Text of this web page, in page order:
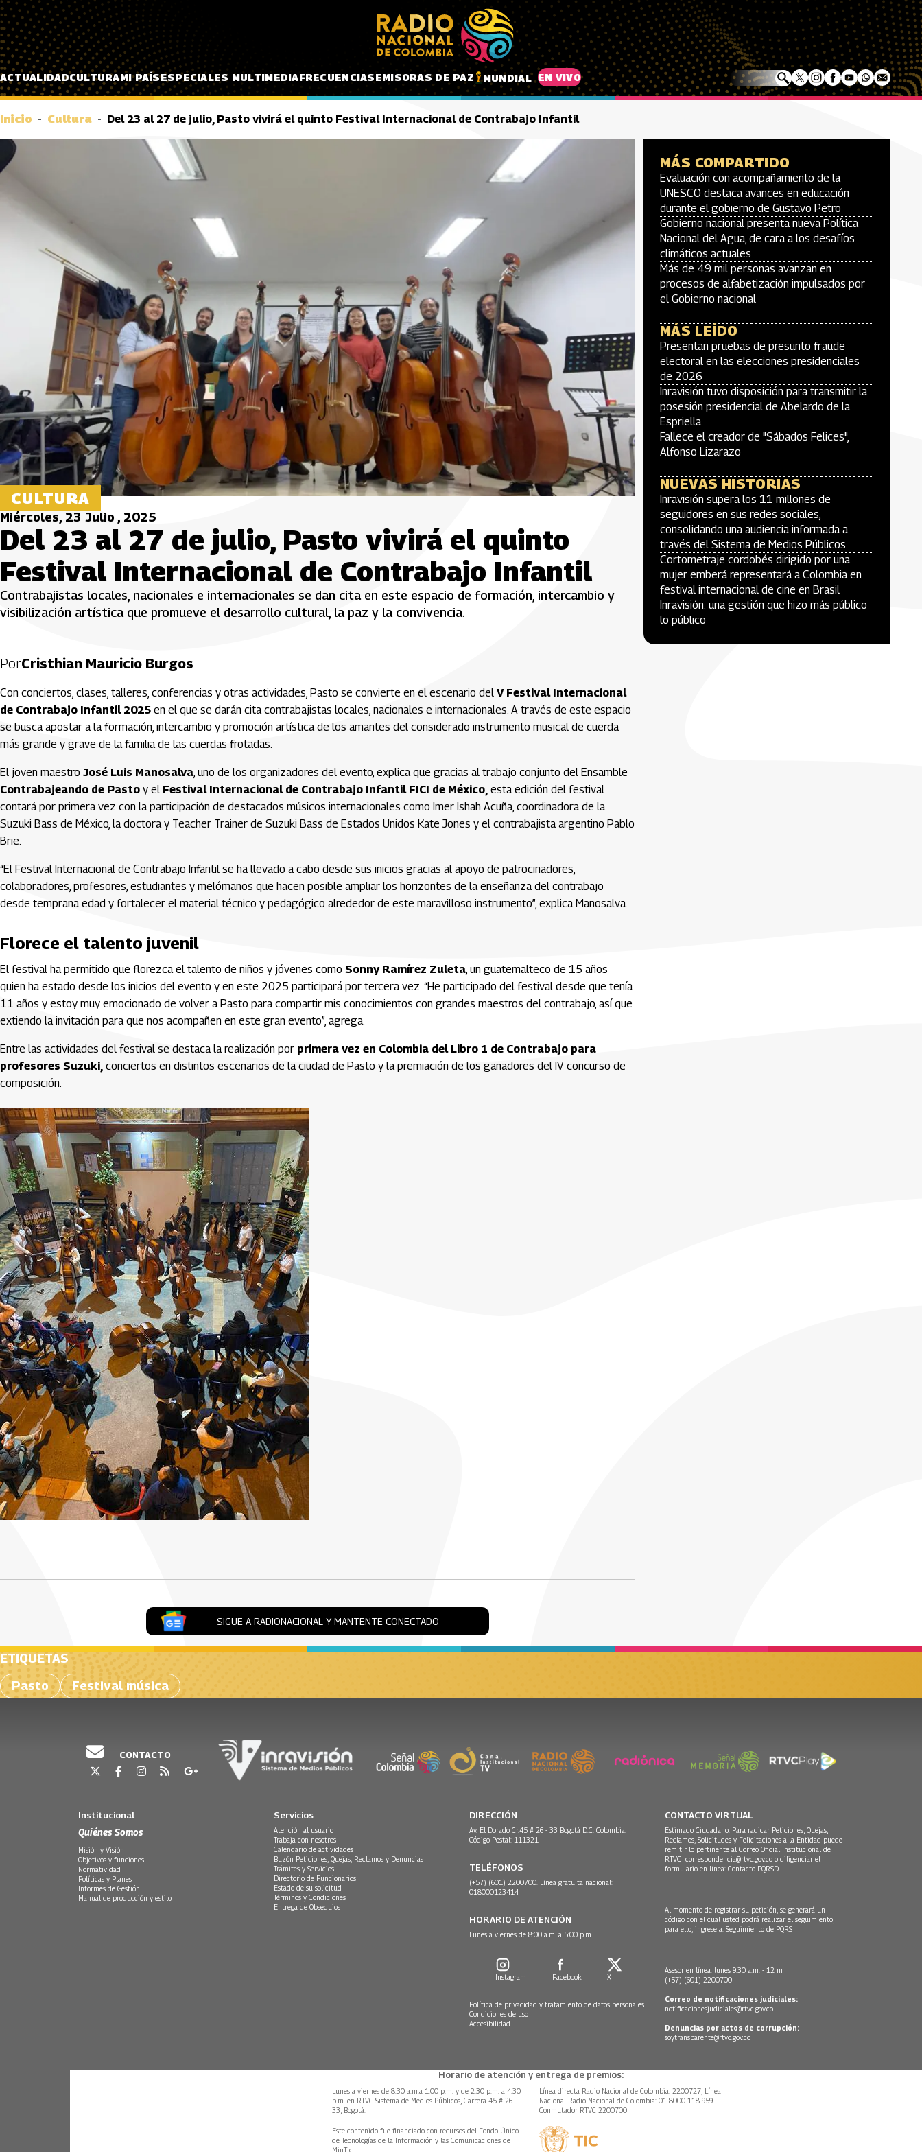
Pasar al contenido principal
ACTUALIDADCULTURAMI PAÍSESPECIALES MULTIMEDIAFRECUENCIASEMISORAS DE PAZ MUNDIAL EN VIVO
Inicio Cultura Del 23 al 27 de julio, Pasto vivirá el quinto Festival Internacional de Contrabajo Infantil
CULTURA
Miércoles, 23 Julio , 2025
Del 23 al 27 de julio, Pasto vivirá el quinto
Festival Internacional de Contrabajo Infantil
Contrabajistas locales, nacionales e internacionales se dan cita en este espacio de formación, intercambio y
visibilización artística que promueve el desarrollo cultural, la paz y la convivencia.
PorCristhian Mauricio Burgos
Con conciertos, clases, talleres, conferencias y otras actividades, Pasto se convierte en el escenario del V Festival Internacional
de Contrabajo Infantil 2025 en el que se darán cita contrabajistas locales, nacionales e internacionales. A través de este espacio
se busca apostar a la formación, intercambio y promoción artística de los amantes del considerado instrumento musical de cuerda
más grande y grave de la familia de las cuerdas frotadas.
El joven maestro José Luis Manosalva, uno de los organizadores del evento, explica que gracias al trabajo conjunto del Ensamble
Contrabajeando de Pasto y el Festival Internacional de Contrabajo Infantil FICI de México, esta edición del festival
contará por primera vez con la participación de destacados músicos internacionales como Imer Ishah Acuña, coordinadora de la
Suzuki Bass de México, la doctora y Teacher Trainer de Suzuki Bass de Estados Unidos Kate Jones y el contrabajista argentino Pablo
Brie.
“El Festival Internacional de Contrabajo Infantil se ha llevado a cabo desde sus inicios gracias al apoyo de patrocinadores,
colaboradores, profesores, estudiantes y melómanos que hacen posible ampliar los horizontes de la enseñanza del contrabajo
desde temprana edad y fortalecer el material técnico y pedagógico alrededor de este maravilloso instrumento”, explica Manosalva.
Florece el talento juvenil
El festival ha permitido que florezca el talento de niños y jóvenes como Sonny Ramírez Zuleta, un guatemalteco de 15 años
quien ha estado desde los inicios del evento y en este 2025 participará por tercera vez. “He participado del festival desde que tenía
11 años y estoy muy emocionado de volver a Pasto para compartir mis conocimientos con grandes maestros del contrabajo, así que
extiendo la invitación para que nos acompañen en este gran evento”, agrega.
Entre las actividades del festival se destaca la realización por primera vez en Colombia del Libro 1 de Contrabajo para
profesores Suzuki, conciertos en distintos escenarios de la ciudad de Pasto y la premiación de los ganadores del IV concurso de
composición.
SIGUE A RADIONACIONAL Y MANTENTE CONECTADO
MÁS COMPARTIDO
Evaluación con acompañamiento de la
UNESCO destaca avances en educación
durante el gobierno de Gustavo Petro
Gobierno nacional presenta nueva Política
Nacional del Agua, de cara a los desafíos
climáticos actuales
Más de 49 mil personas avanzan en
procesos de alfabetización impulsados por
el Gobierno nacional
MÁS LEÍDO
Presentan pruebas de presunto fraude
electoral en las elecciones presidenciales
de 2026
Inravisión tuvo disposición para transmitir la
posesión presidencial de Abelardo de la
Espriella
Fallece el creador de "Sábados Felices",
Alfonso Lizarazo
NUEVAS HISTORIAS
Inravisión supera los 11 millones de
seguidores en sus redes sociales,
consolidando una audiencia informada a
través del Sistema de Medios Públicos
Cortometraje cordobés dirigido por una
mujer emberá representará a Colombia en
festival internacional de cine en Brasil
Inravisión: una gestión que hizo más público
lo público
ETIQUETAS
Pasto
Festival música
CONTACTO
Institucional
Quiénes Somos
Misión y Visión
Objetivos y funciones
Normatividad
Políticas y Planes
Informes de Gestión
Manual de producción y estilo
Servicios
Atención al usuario
Trabaja con nosotros
Calendario de actividades
Buzón Peticiones, Quejas, Reclamos y Denuncias
Trámites y Servicios
Directorio de Funcionarios
Estado de su solicitud
Términos y Condiciones
Entrega de Obsequios
DIRECCIÓN
Av. El Dorado Cr.45 # 26 - 33 Bogotá D.C. Colombia.
Código Postal: 111321
TELÉFONOS
(+57) (601) 2200700. Línea gratuita nacional:
018000123414
HORARIO DE ATENCIÓN
Lunes a viernes de 8:00 a.m. a 5:00 p.m.
Instagram Facebook X
Política de privacidad y tratamiento de datos personales
Condiciones de uso
Accesibilidad
CONTACTO VIRTUAL
Estimado Ciudadano: Para radicar Peticiones, Quejas,
Reclamos, Solicitudes y Felicitaciones a la Entidad puede
remitir lo pertinente al Correo Oficial Institucional de
RTVC correspondencia@rtvc.gov.co o diligenciar el
formulario en línea: Contacto PQRSD.
Al momento de registrar su petición, se generará un
código con el cual usted podrá realizar el seguimiento,
para ello, ingrese a: Seguimiento de PQRS
Asesor en línea: lunes 9:30 a.m. - 12 m
(+57) (601) 2200700
Correo de notificaciones judiciales:
notificacionesjudiciales@rtvc.gov.co
Denuncias por actos de corrupción:
soytransparente@rtvc.gov.co
Horario de atención y entrega de premios:
Lunes a viernes de 8:30 a.m.a 1:00 p.m. y de 2:30 p.m. a 4:30
p.m. en RTVC Sistema de Medios Públicos, Carrera 45 # 26-
33, Bogotá.
Línea directa Radio Nacional de Colombia: 2200727, Línea
Nacional Radio Nacional de Colombia: 01 8000 118 959.
Conmutador RTVC 2200700
Este contenido fue financiado con recursos del Fondo Único
de Tecnologías de la Información y las Comunicaciones de
MinTic.